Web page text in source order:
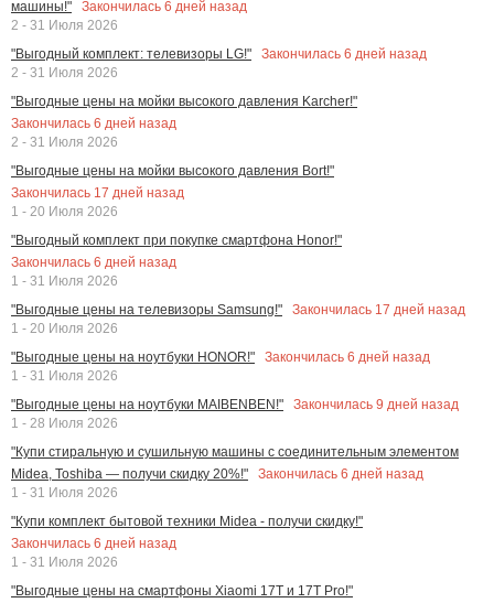
машины!" Закончилась 6 дней назад
2 - 31 Июля 2026
"Выгодный комплект: телевизоры LG!"
Закончилась 6 дней назад
2 - 31 Июля 2026
"Выгодные цены на мойки высокого давления Karcher!"
Закончилась 6 дней назад
2 - 31 Июля 2026
"Выгодные цены на мойки высокого давления Bort!"
Закончилась 17 дней назад
1 - 20 Июля 2026
"Выгодный комплект при покупке смартфона Honor!"
Закончилась 6 дней назад
1 - 31 Июля 2026
"Выгодные цены на телевизоры Samsung!"
Закончилась 17 дней назад
1 - 20 Июля 2026
"Выгодные цены на ноутбуки HONOR!"
Закончилась 6 дней назад
1 - 31 Июля 2026
"Выгодные цены на ноутбуки MAIBENBEN!"
Закончилась 9 дней назад
1 - 28 Июля 2026
"Купи стиральную и сушильную машины с соединительным элементом
Midea, Toshiba — получи скидку 20%!"
Закончилась 6 дней назад
1 - 31 Июля 2026
"Купи комплект бытовой техники Midea - получи скидку!"
Закончилась 6 дней назад
1 - 31 Июля 2026
"Выгодные цены на смартфоны Xiaomi 17T и 17T Pro!"